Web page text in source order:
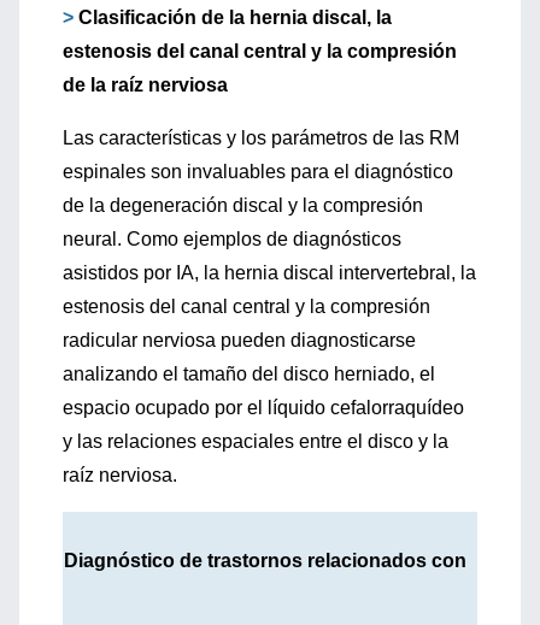
> Clasificación de la hernia discal, la
estenosis del canal central y la compresión
de la raíz nerviosa
Las características y los parámetros de las RM
espinales son invaluables para el diagnóstico
de la degeneración discal y la compresión
neural. Como ejemplos de diagnósticos
asistidos por IA, la hernia discal intervertebral, la
estenosis del canal central y la compresión
radicular nerviosa pueden diagnosticarse
analizando el tamaño del disco herniado, el
espacio ocupado por el líquido cefalorraquídeo
y las relaciones espaciales entre el disco y la
raíz nerviosa.
Diagnóstico de trastornos relacionados con